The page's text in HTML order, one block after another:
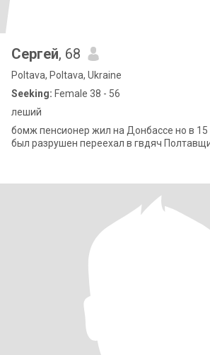
Сергей, 68
Poltava, Poltava, Ukraine
Seeking: Female 38 - 56
леший
бомж пенсионер жил на Донбассе но в
был разрушен переехал в гвдяч